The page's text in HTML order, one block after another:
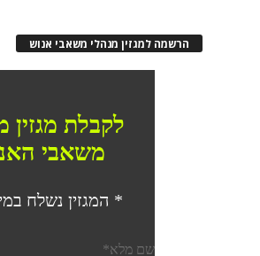
הרשמה למגזין מנהלי משאבי אנוש